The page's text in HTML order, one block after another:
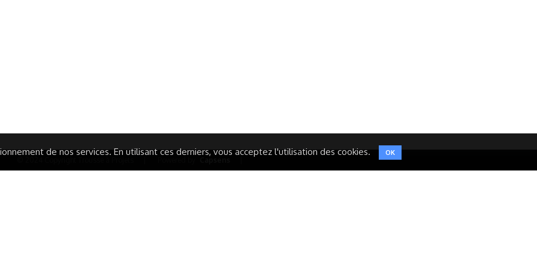
de nos services. En utilisant ces derniers, vous acceptez l'utilisation des cookies. OK